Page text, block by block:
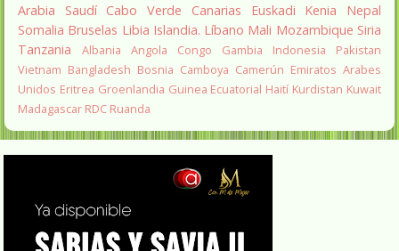
Arabia Saudí Cabo Verde Canarias Euskadi Kenia
Nepal
Somalia Bruselas Libia Islandia. Líbano Mali Mozambique Siria
Tanzania
Albania Angola Congo Gambia Indonesia
Pakistan
Vietnam Bangladesh Bosnia Camboya Camerún Emiratos Arabes
Unidos Eritrea Groenlandia Guinea Ecuatorial Haití Kurdistan Kuwait
Madagascar RDC Ruanda